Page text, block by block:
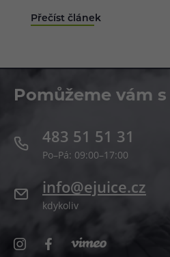
situací, které mohou
zbytečně zkomplikovat. Od
Přečíst článek
Pomůžeme vám
483 51 51 31
Po–Pá: 09:00–17:00
info@ejuice.cz
kdykoliv